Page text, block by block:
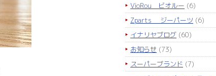
VioRou ビオルー (6)
Zparts ジーパーツ (6)
イナリヤブログ (60)
お知らせ (73)
スーパーブランド (7)